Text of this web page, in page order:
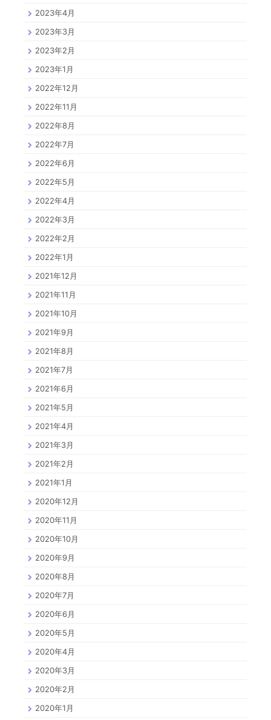
2023年4月
2023年3月
2023年2月
2023年1月
2022年12月
2022年11月
2022年8月
2022年7月
2022年6月
2022年5月
2022年4月
2022年3月
2022年2月
2022年1月
2021年12月
2021年11月
2021年10月
2021年9月
2021年8月
2021年7月
2021年6月
2021年5月
2021年4月
2021年3月
2021年2月
2021年1月
2020年12月
2020年11月
2020年10月
2020年9月
2020年8月
2020年7月
2020年6月
2020年5月
2020年4月
2020年3月
2020年2月
2020年1月